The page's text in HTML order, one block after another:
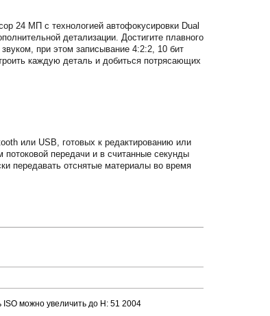
24 МП с технологией автофокусировки Dual
детализации. Достигите плавного
при этом записывание 4:2:2, 10 бит
каждую деталь и добиться потрясающих
или USB, готовых к редактированию или
передачи и в считанные секунды
передавать отснятые материалы во время
можно увеличить до H: 51 2004